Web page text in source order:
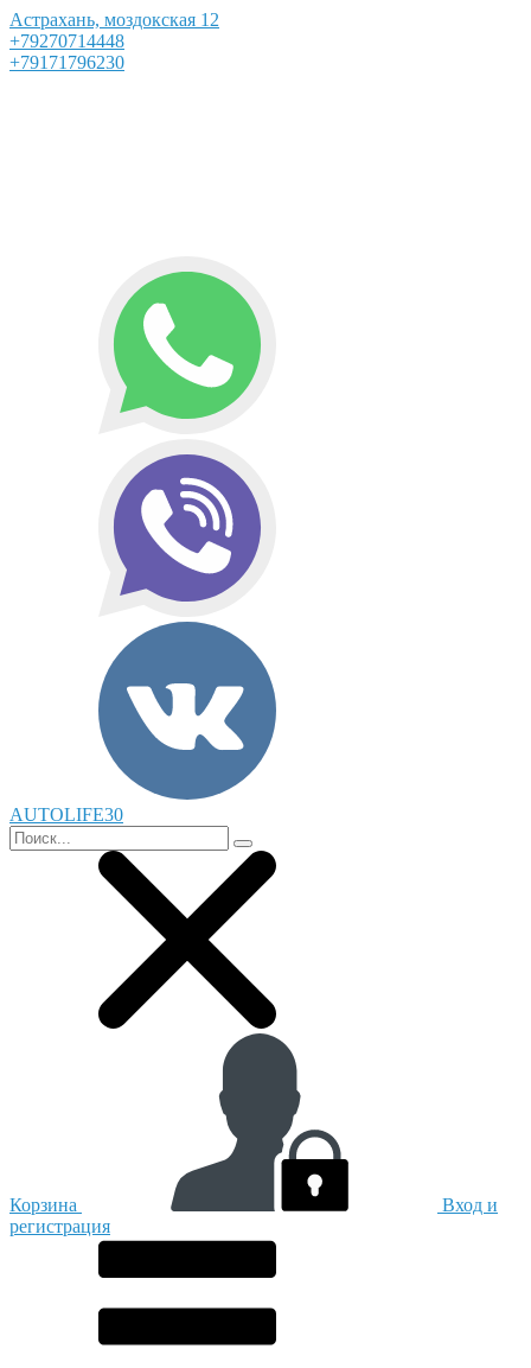
Астрахань, моздокская 12
+79270714448
+79171796230
AUTOLIFE30
Корзина
Вход и
регистрация